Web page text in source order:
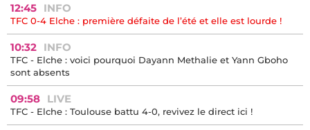
12:45 INFO
TFC 0-4 Elche : première défaite de l’été et elle est lourde !
10:32 INFO
TFC - Elche : voici pourquoi Dayann Methalie et Yann Gboho
sont absents
09:58 LIVE
TFC - Elche : Toulouse battu 4-0, revivez le direct ici !